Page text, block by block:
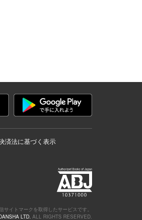
済法に基づく表示
サイトマークを取得したサービスです。
LTD. ALL RIGHTS RESERVED.